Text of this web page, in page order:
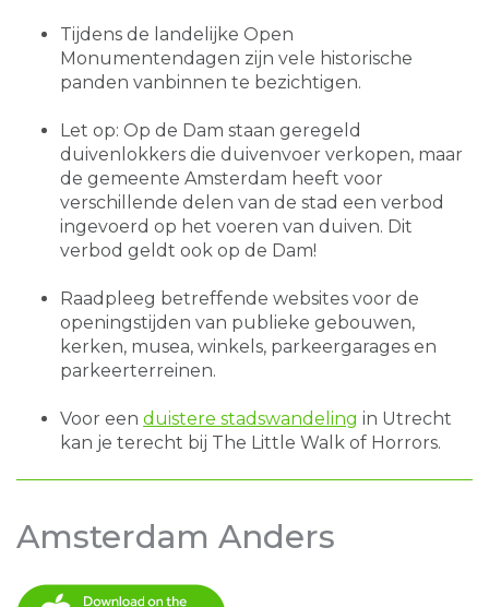
Tijdens de landelijke Open
Monumentendagen zijn vele historische
panden vanbinnen te bezichtigen.
Let op: Op de Dam staan geregeld
duivenlokkers die duivenvoer verkopen, maar
de gemeente Amsterdam heeft voor
verschillende delen van de stad een verbod
ingevoerd op het voeren van duiven. Dit
verbod geldt ook op de Dam!
Raadpleeg betreffende websites voor de
openingstijden van publieke gebouwen,
kerken, musea, winkels, parkeergarages en
parkeerterreinen.
Voor een duistere stadswandeling in Utrecht
kan je terecht bij The Little Walk of Horrors.
Amsterdam Anders